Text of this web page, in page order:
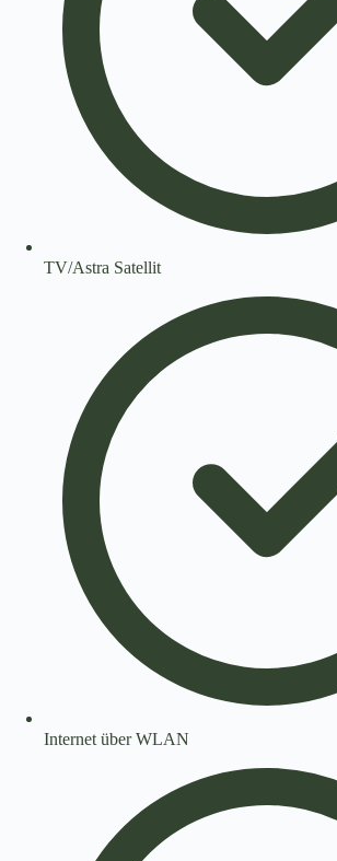
TV/Astra Satellit
Internet über WLAN